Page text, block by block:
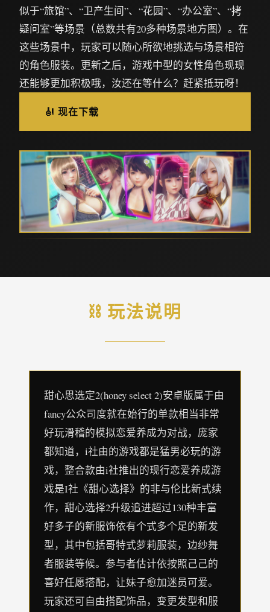
似于“旅馆”、“卫产生间”、“花园”、“办公室”、“拷
疑问室”等场景（总数共有20多种场景地方图）。在
这些场景中，玩家可以随心所欲地挑选与场景相符
的角色服装。更新之后，游戏中型的女性角色现现
还能够更加积极哦，汝还在等什么？赶紧抵玩呀！
🎻 现在下载
⛓️ 玩法说明
甜心思选定2(honey select 2)安卓版属于由
fancy公众司度就在始行的单款相当非常
好玩滑稽的模拟恋爱养成为对战，庞家
都知道，i社由的游戏都是猛男必玩的游
戏，整合款由i社推出的现行恋爱养成游
戏是I社《甜心选择》的非与伦比新式续
作，甜心选择2升级追进超过130种丰富
好多子的新服饰依有个式多个足的新发
型，其中包括哥特式萝莉服装，边纱舞
者服装等候。参与者估计依按照己己的
喜好任愿搭配，让妹子愈加迷员可爱。
玩家还可自由搭配饰品，变更发型和服